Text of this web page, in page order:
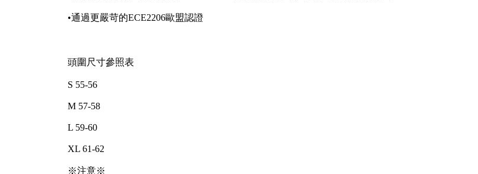
•通過更嚴苛的ECE2206歐盟認證
頭圍尺寸參照表
S 55-56
M 57-58
L 59-60
XL 61-62
※注意※